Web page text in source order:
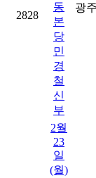
2828
동
본
당
민
경
철
신
부
광
2월
23
일
(월)